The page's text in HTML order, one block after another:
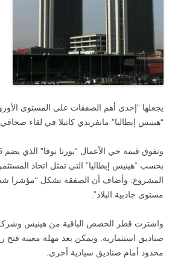
يجعلها “إحدى أهم الصفقات على المستوى
“هينيس إيطاليا” مانفريدي كاتيلا في لقاء صحافي.
بحسب “هينيس إيطاليا” التي تمثل اتحاد
المشروع. وأضاف أن الصفقة تشكل “مؤشرا شديد
مستوى جاذبية البلاد”.
واشترت قطر الحصص الباقية من هينيس وشركة
صناديق استثمارية. ويمكن بعد مهلة معينة فتح
محدود أمام صناديق سيادية أخرى.